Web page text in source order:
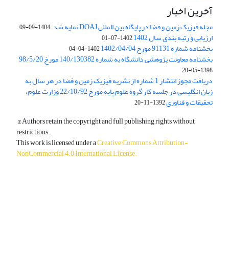
آخرین اخبار
مجله فیزیک زمین و فضا در پایگاه بین المللی DOAJ نمایه شد. 1404-09-09
ارزیابی و رتبه بندی سال 1402 1402-07-01
بخشنامه شماره 91131 مورخ 1402/04/04 1402-04-04
بخشنامه معاونت پژوهشی دانشگاه به شماره 140/130382 مورخ 98/5/20
1398-05-20
دریافت مجوز انتشار 1 شماره از نشریه فیزیک زمین و فضا در هر سال به
زبان انگلیسی در جلسه کار گروه علوم پایه مورخ 22/10/92 وزارت علوم،
تحقیقات و فناوری1392-11-20
© Authors retain the copyright and full publishing rights without
restrictions.
This work is licensed under aCreative Commons Attribution-
NonCommercial 4.0 International License.